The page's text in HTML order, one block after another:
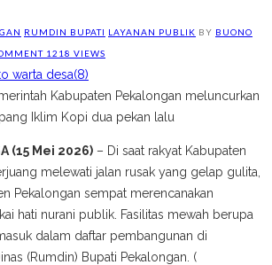
RUMDIN BUPATI LAYANAN PUBLIK BY BUONO
1218 VIEWS
Kabupaten Pekalongan meluncurkan
Iklim Kopi dua pekan lalu
(15 Mei 2026) – Di saat rakyat Kabupaten
melewati jalan rusak yang gelap gulita,
Pekalongan sempat merencanakan
hati nurani publik. Fasilitas mewah berupa
dalam daftar pembangunan di
(Rumdin) Bupati Pekalongan. (